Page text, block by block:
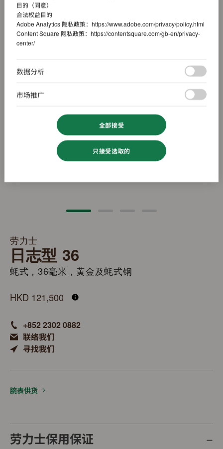
劳力士
日志型 36
蚝式，36毫米，黄金及蚝式钢
HKD 121,500
+852 2302 0882
联络我们
寻找我们
腕表供货
劳力士保用保证
目的（同意）
合法权益目的
Adobe Analytics 隐私政策： https://www.adobe.com/privacy/policy.html
Content Square 隐私政策： https://contentsquare.com/gb-en/privacy-
center/
数据分析
市场推广
全部接受
只接受选取的